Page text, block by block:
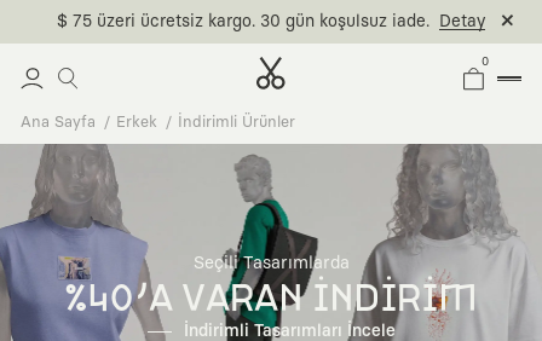
$ 75 üzeri ücretsiz kargo. 30 gün koşulsuz iade. Detay
0
Ana Sayfa Erkek İndirimli Ürünler
Seçili Tasarımlarda
%40'A VARAN İNDİRİM
İndirimli Tasarımları İncele